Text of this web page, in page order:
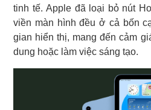
tinh tế. Apple đã loại bỏ nút
viền màn hình đều ở cả bốn
gian hiển thị, mang đến cảm
dung hoặc làm việc sáng tạo.